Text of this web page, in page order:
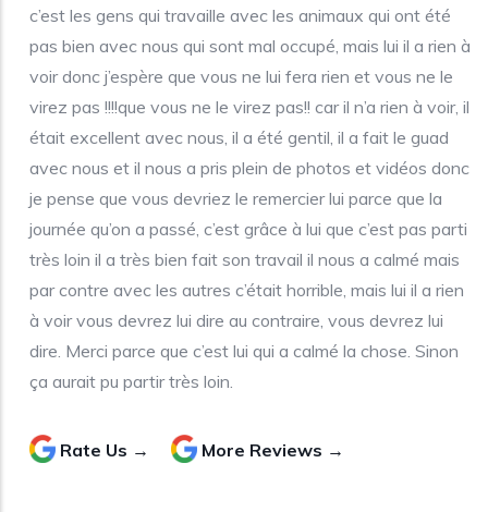
c’est les gens qui travaille avec les animaux qui ont été
pas bien avec nous qui sont mal occupé, mais lui il a rien à
voir donc j’espère que vous ne lui fera rien et vous ne le
virez pas !!!!que vous ne le virez pas!! car il n’a rien à voir, il
était excellent avec nous, il a été gentil, il a fait le guad
avec nous et il nous a pris plein de photos et vidéos donc
je pense que vous devriez le remercier lui parce que la
journée qu’on a passé, c’est grâce à lui que c’est pas parti
très loin il a très bien fait son travail il nous a calmé mais
par contre avec les autres c’était horrible, mais lui il a rien
à voir vous devrez lui dire au contraire, vous devrez lui
dire. Merci parce que c’est lui qui a calmé la chose. Sinon
ça aurait pu partir très loin.
Rate Us → More Reviews →